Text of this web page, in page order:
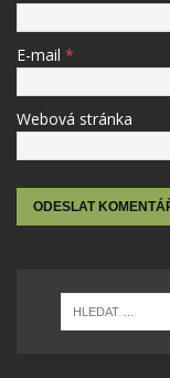
E-mail *
Webová stránka